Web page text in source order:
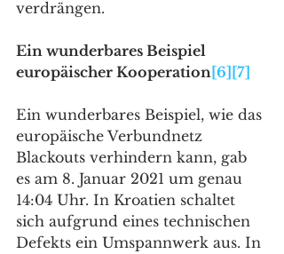
verdrängen.
Ein wunderbares Beispiel
europäischer Kooperation[6] [7]
Ein wunderbares Beispiel, wie das
europäische Verbundnetz
Blackouts verhindern kann, gab
es am 8. Januar 2021 um genau
14:04 Uhr. In Kroatien schaltet
sich aufgrund eines technischen
Defekts ein Umspannwerk aus. In